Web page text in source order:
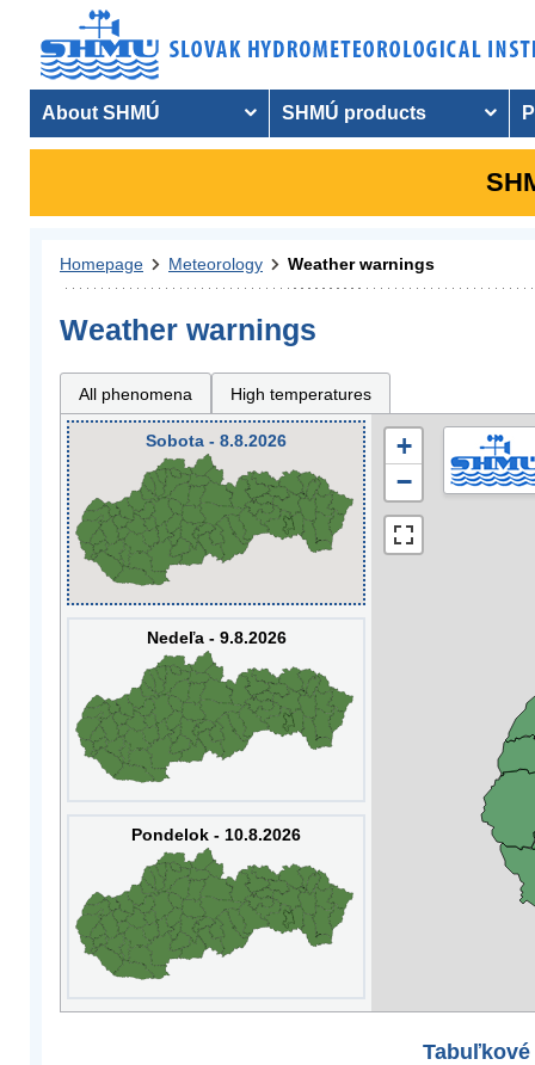
About SHMÚ SHMÚ products
Homepage Meteorology Weather warnings
Weather warnings
All phenomena High temperatures
Sobota - 8.8.2026
Nedeľa - 9.8.2026
Pondelok - 10.8.2026
+
−